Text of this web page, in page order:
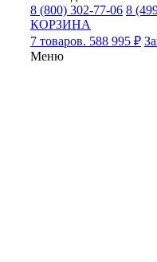
8 (800) 302-77-06 8
КОРЗИНА
7 товаров. 588 995 ₽
Меню